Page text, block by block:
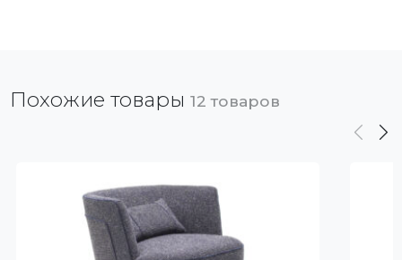
Похожие товары 12 товаров